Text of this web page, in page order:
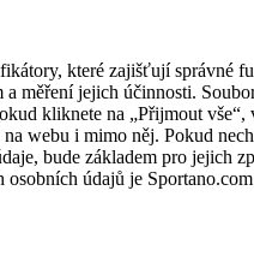
které zajišťují správné
měření jejich účinnosti.
kliknete na „Přijmout vše“,
webu i mimo něj. Pokud
bude základem pro jejich
údajů je